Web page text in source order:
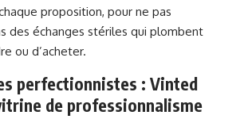
proposition, pour ne pas
des échanges stériles qui plombent
ou d’acheter.
perfectionnistes : Vinted
de professionnalisme